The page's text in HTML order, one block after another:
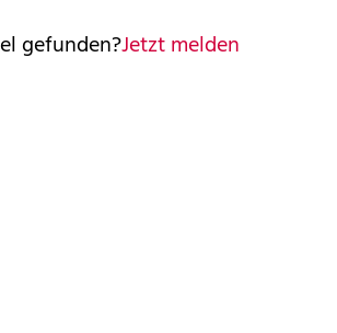
gefunden?Jetzt melden